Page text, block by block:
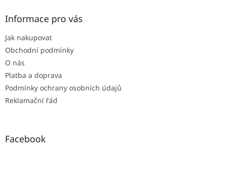
Informace pro vás
Jak nakupovat
Obchodní podmínky
O nás
Platba a doprava
Podmínky ochrany osobních údajů
Reklamační řád
Facebook